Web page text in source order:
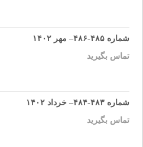
شماره ۴۸۵-۴۸۶– مهر ۱۴۰۲
تماس بگیرید
شماره ۴۸۳-۴۸۴– خرداد ۱۴۰۲
تماس بگیرید